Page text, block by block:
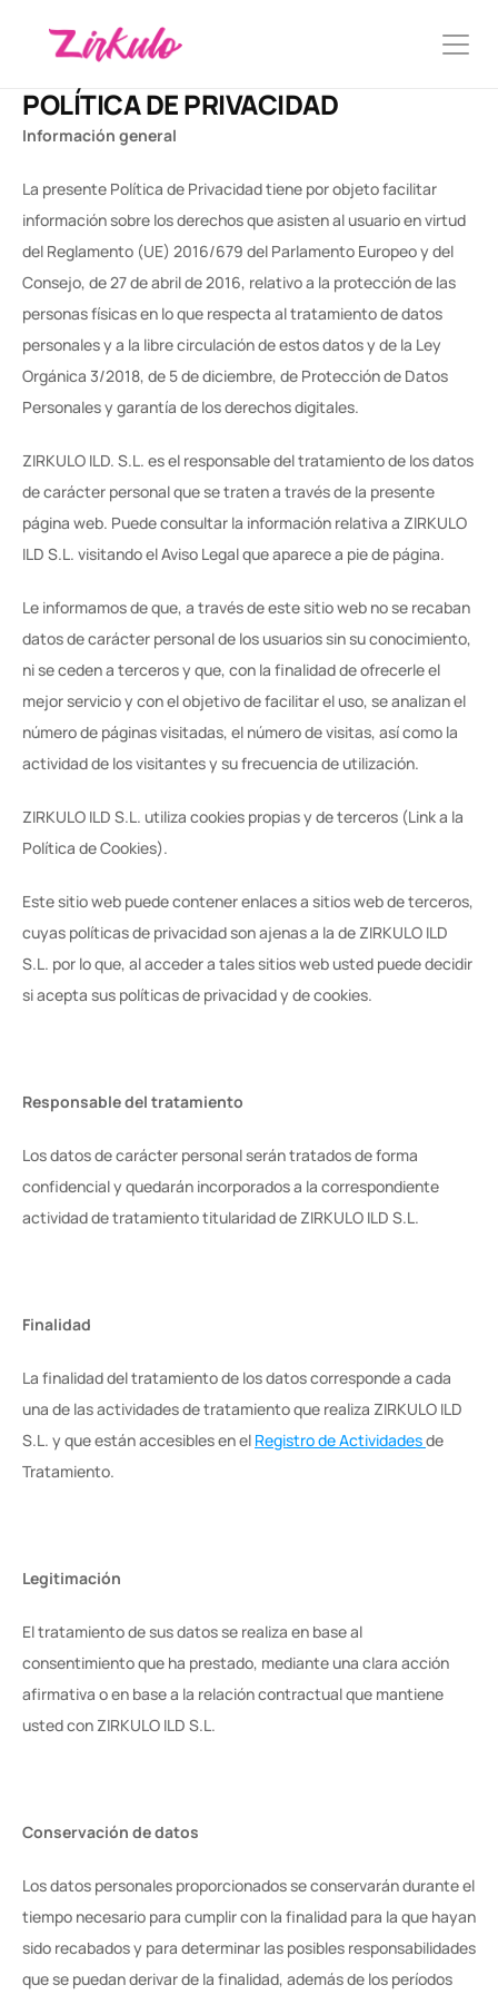
POLÍTICA DE PRIVACIDAD
Información general
La presente Política de Privacidad tiene por objeto facilitar
información sobre los derechos que asisten al usuario en virtud
del Reglamento (UE) 2016/679 del Parlamento Europeo y del
Consejo, de 27 de abril de 2016, relativo a la protección de las
personas físicas en lo que respecta al tratamiento de datos
personales y a la libre circulación de estos datos y de la Ley
Orgánica 3/2018, de 5 de diciembre, de Protección de Datos
Personales y garantía de los derechos digitales.
ZIRKULO ILD. S.L. es el responsable del tratamiento de los datos
de carácter personal que se traten a través de la presente
página web. Puede consultar la información relativa a ZIRKULO
ILD S.L. visitando el Aviso Legal que aparece a pie de página.
Le informamos de que, a través de este sitio web no se recaban
datos de carácter personal de los usuarios sin su conocimiento,
ni se ceden a terceros y que, con la finalidad de ofrecerle el
mejor servicio y con el objetivo de facilitar el uso, se analizan el
número de páginas visitadas, el número de visitas, así como la
actividad de los visitantes y su frecuencia de utilización.
ZIRKULO ILD S.L. utiliza cookies propias y de terceros (Link a la
Política de Cookies).
Este sitio web puede contener enlaces a sitios web de terceros,
cuyas políticas de privacidad son ajenas a la de ZIRKULO ILD
S.L. por lo que, al acceder a tales sitios web usted puede decidir
si acepta sus políticas de privacidad y de cookies.
Responsable del tratamiento
Los datos de carácter personal serán tratados de forma
confidencial y quedarán incorporados a la correspondiente
actividad de tratamiento titularidad de ZIRKULO ILD S.L.
Finalidad
La finalidad del tratamiento de los datos corresponde a cada
una de las actividades de tratamiento que realiza ZIRKULO ILD
S.L. y que están accesibles en el Registro de Actividades de
Tratamiento.
Legitimación
El tratamiento de sus datos se realiza en base al
consentimiento que ha prestado, mediante una clara acción
afirmativa o en base a la relación contractual que mantiene
usted con ZIRKULO ILD S.L.
Conservación de datos
Los datos personales proporcionados se conservarán durante el
tiempo necesario para cumplir con la finalidad para la que hayan
sido recabados y para determinar las posibles responsabilidades
que se puedan derivar de la finalidad, además de los períodos